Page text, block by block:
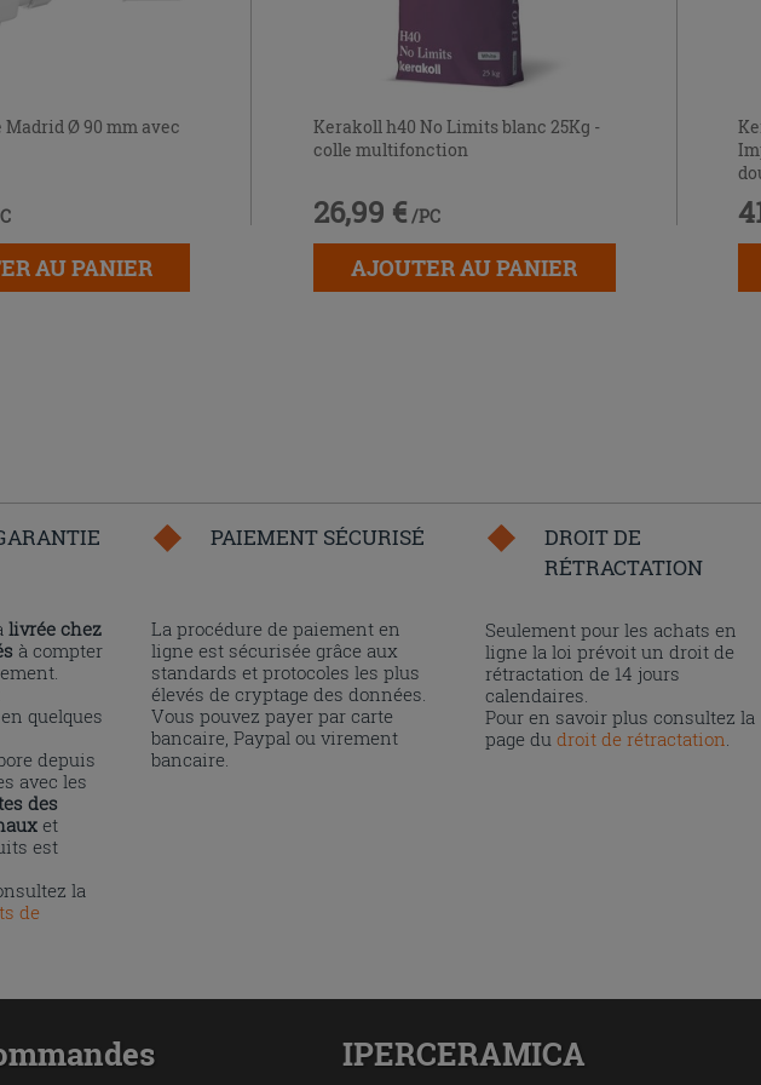
Madrid Ø 90 mm avec
AU PANIER
Kerakoll h40 No Limits blanc 25Kg -
colle multifonction
26,99 € /PC
AJOUTER AU PANIER
livrée chez
à compter
quelques
depuis
avec les
des
et
est
la
de
PAIEMENT SÉCURISÉ
La procédure de paiement en
ligne est sécurisée grâce aux
standards et protocoles les plus
élevés de cryptage des données.
Vous pouvez payer par carte
bancaire, Paypal ou virement
bancaire.
DROIT DE
RÉTRACTATION
Seulement pour les achats en
ligne la loi prévoit un droit de
rétractation de 14 jours
calendaires.
Pour en savoir plus consultez la
page dudroit de rétractation.
IPERCERAMICA